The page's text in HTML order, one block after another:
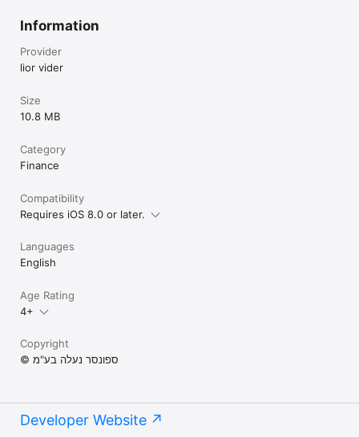
Information
Provider
lior vider
Size
10.8 MB
Category
Finance
Compatibility
Requires iOS 8.0 or later.
Languages
English
Age Rating
4+
Copyright
© ספונסר נעלה בע"מ
Developer Website